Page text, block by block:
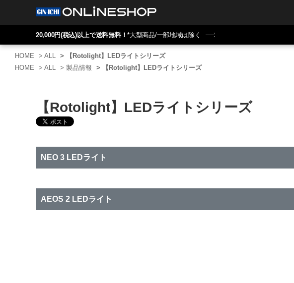
20,000円(税込)以上で送料無料！*大型商品/一部地域は除く
HOME > ALL >
【Rotolight】LEDライトシリーズ
HOME
> ALL > 製品情報 > 【Rotolight】LEDライトシリーズ
【Rotolight】LEDライトシリーズ
NEO 3 LEDライト
AEOS 2 LEDライト